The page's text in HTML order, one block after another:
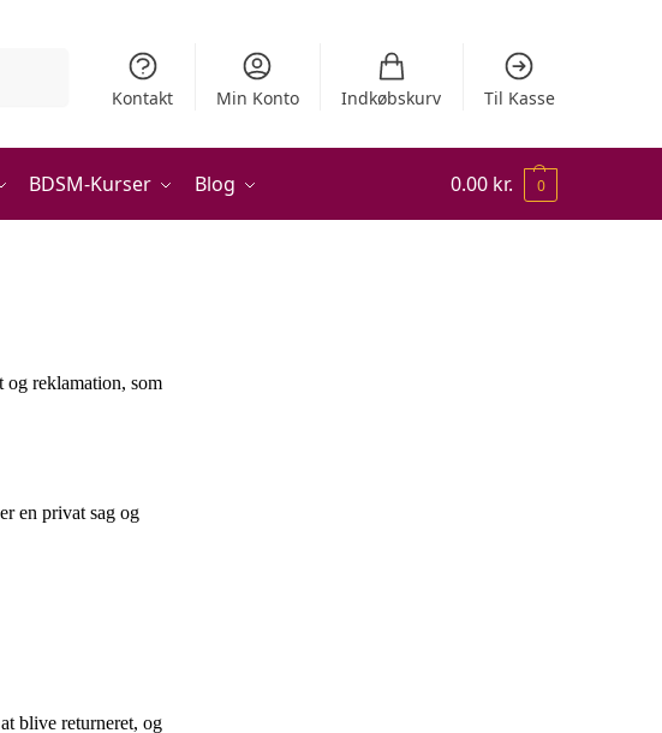
Kontakt Min Konto Indkøbskurv Til Kasse
BDSM-Kurser Blog 0.00 kr. 0
reklamation, som
en privat sag og
blive returneret, og